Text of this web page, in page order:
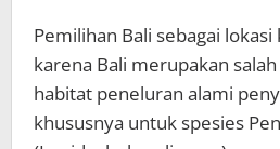
Pemilihan Bali sebagai
karena Bali merupakan
habitat peneluran alami
khususnya untuk spesies